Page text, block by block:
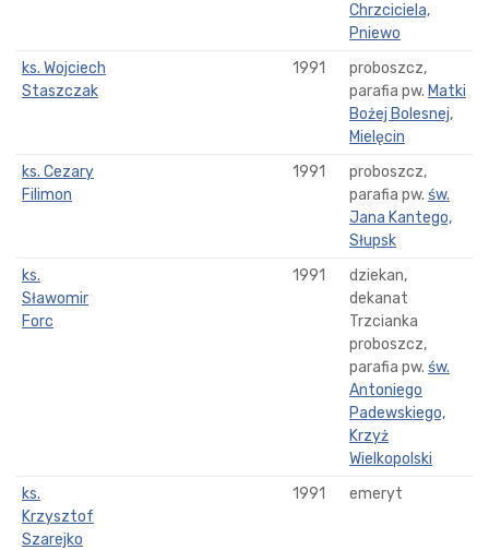
Chrzciciela,
Pniewo
ks. Wojciech
Staszczak
1991
proboszcz,
parafia pw. Matki
Bożej Bolesnej,
Mielęcin
ks. Cezary
Filimon
1991
proboszcz,
parafia pw. św.
Jana Kantego,
Słupsk
ks.
Sławomir
Forc
1991
dziekan,
dekanat
Trzcianka
proboszcz,
parafia pw. św.
Antoniego
Padewskiego,
Krzyż
Wielkopolski
ks.
Krzysztof
Szarejko
1991 emeryt